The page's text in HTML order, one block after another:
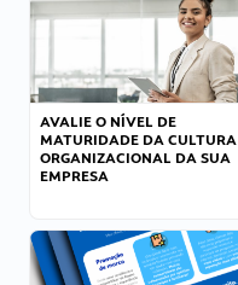
AVALIE O NÍVEL DE
MATURIDADE DA CULTURA
ORGANIZACIONAL DA SUA
EMPRESA